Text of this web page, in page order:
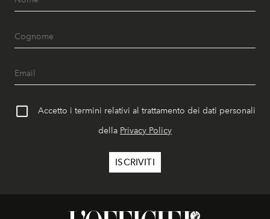
Accetto i termini relativi al trattamento dei dati personali
della Privacy Policy